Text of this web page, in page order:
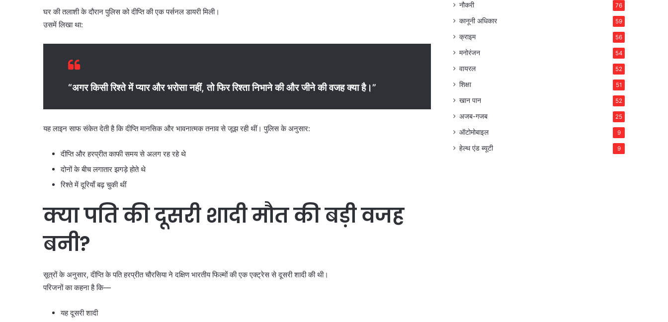
घर की तलाशी के दौरान पुलिस को दीप्ति की एक पर्सनल डायरी मिली।
उसमें लिखा था:
“अगर किसी रिश्ते में प्यार और भरोसा नहीं, तो फिर रिश्ता निभाने की और जीने की वजह क्या है।”
यह लाइन साफ संकेत देती है कि दीप्ति मानसिक और भावनात्मक तनाव से जूझ रही थीं। पुलिस के अनुसार:
दीप्ति और हरप्रीत काफी समय से अलग रह रहे थे
दोनों के बीच लगातार झगड़े होते थे
रिश्ते में दूरियाँ बढ़ चुकी थीं
क्या पति की दूसरी शादी मौत की बड़ी वजह
बनी?
सूत्रों के अनुसार, दीप्ति के पति हरप्रीत चौरसिया ने दक्षिण भारतीय फिल्मों की एक एक्ट्रेस से दूसरी शादी की थी।
परिजनों का कहना है कि—
यह दूसरी शादी
नौकरी 76
कानूनी अधिकार 59
क्राइम 56
मनोरंजन 54
वायरल 52
शिक्षा 51
खान पान 52
अजब-गजब 25
ऑटोमोबाइल 9
हेल्थ एंड ब्यूटी 9